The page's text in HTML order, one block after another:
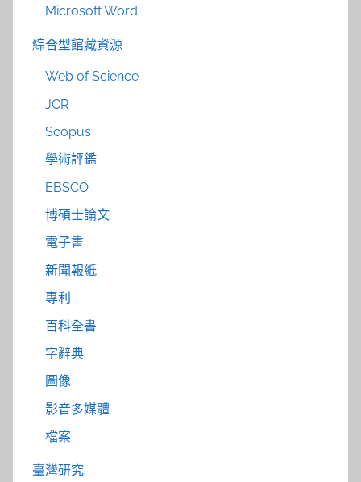
Microsoft Word
綜合型館藏資源
Web of Science
JCR
Scopus
學術評鑑
EBSCO
博碩士論文
電子書
新聞報紙
專利
百科全書
字辭典
圖像
影音多媒體
檔案
臺灣研究